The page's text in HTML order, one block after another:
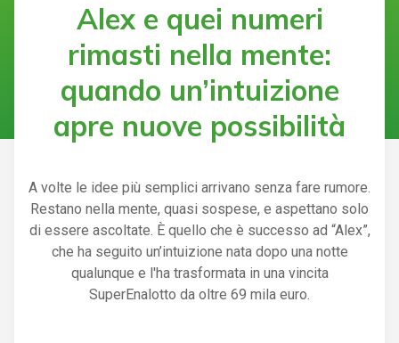
Alex e quei numeri
rimasti nella mente:
quando un’intuizione
apre nuove possibilità
A volte le idee più semplici arrivano senza fare rumore.
Restano nella mente, quasi sospese, e aspettano solo
di essere ascoltate. È quello che è successo ad “Alex”,
che ha seguito un’intuizione nata dopo una notte
qualunque e l'ha trasformata in una vincita
SuperEnalotto da oltre 69 mila euro.